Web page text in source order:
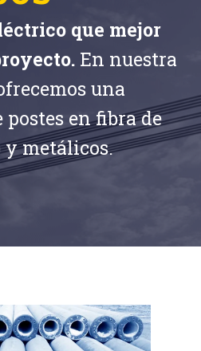
que mejor
En nuestra
una
en fibra de
metálicos.